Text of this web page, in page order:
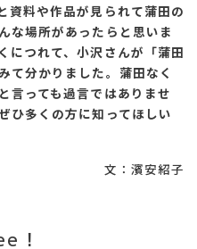
資料や作品が見られて蒲田の
な場所があったらと思いま
につれて、小沢さんが「蒲田
て分かりました。蒲田なく
言っても過言ではありませ
ひ多くの方に知ってほしい
文：濱安紹子
！